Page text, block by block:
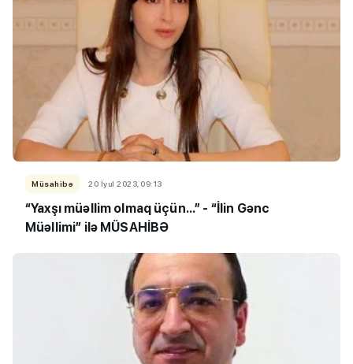
Müsahibə 20 İyul 2023, 09:13
“Yaxşı müəllim olmaq üçün...” - “İlin Gənc
Müəllimi” ilə MÜSAHİBƏ